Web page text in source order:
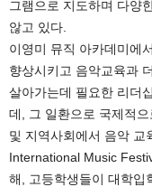
그램으로 지도하며 다양
않고 있다.
이영미 뮤직 아카데미에
향상시키고 음악교육과
살아가는데 필요한 리더
데, 그 일환으로 국제적
및 지역사회에서 음악
International Music
해, 고등학생들이 대학입